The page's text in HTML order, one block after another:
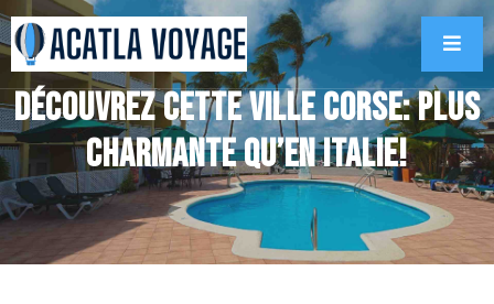
Découvrez cette ville corse: Plus
charmante qu’en Italie!